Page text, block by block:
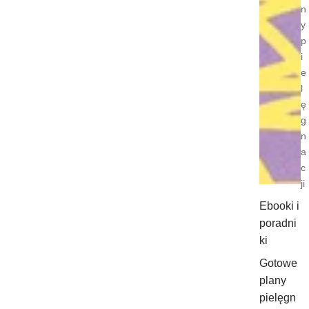
n
y
p
i
e
l
ę
g
n
a
c
ji
Ebooki i
poradni
ki
Gotowe
plany
pielęgn